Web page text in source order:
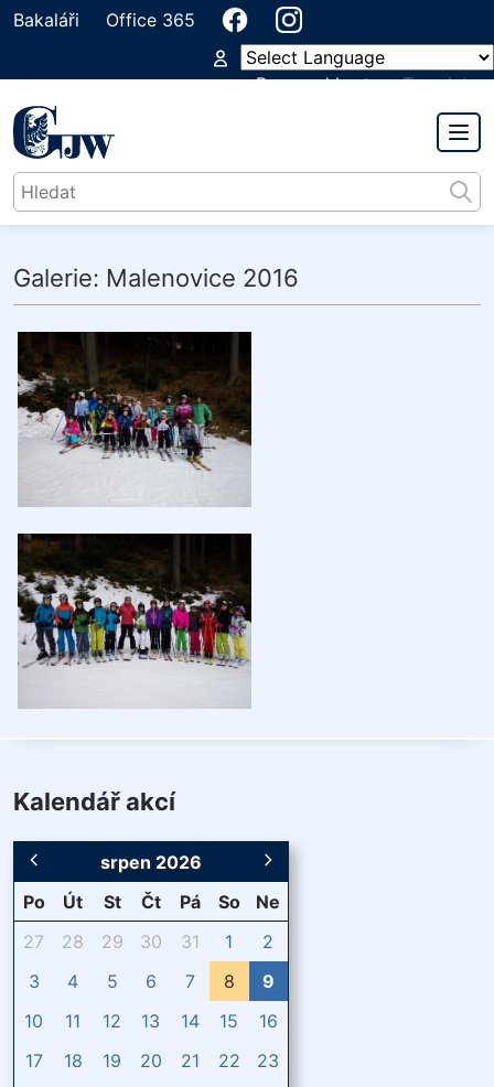
Bakaláři Office 365
Powered by
Translate
Galerie: Malenovice 2016
Kalendář akcí
srpen 2026
Po
Út St Čt Pá So
Ne
27
28 29 30 31 1
2
3
4 5 6 7 8
9
10
11 12 13 14 15
16
17
18 19 20 21 22
23